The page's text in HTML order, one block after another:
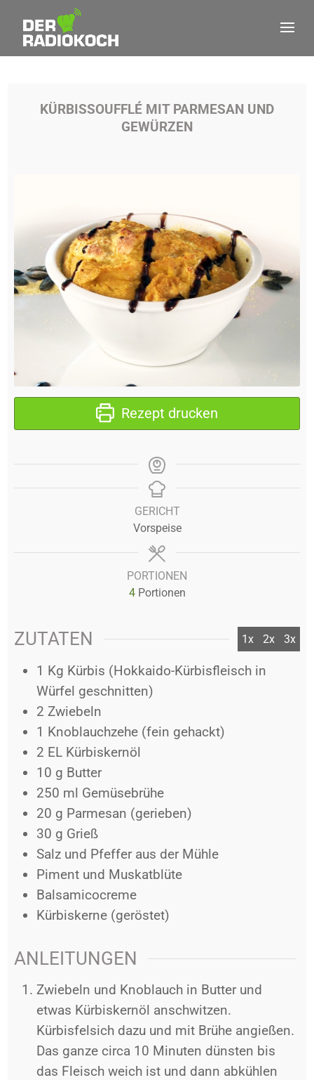
KÜRBISSOUFFLÉ MIT PARMESAN UND
GEWÜRZEN
Rezept drucken
GERICHT
Vorspeise
PORTIONEN
4 Portionen
ZUTATEN 1x 2x 3x
1 Kg Kürbis (Hokkaido-Kürbisfleisch in
Würfel geschnitten)
2 Zwiebeln
1 Knoblauchzehe (fein gehackt)
2 EL Kürbiskernöl
10 g Butter
250 ml Gemüsebrühe
20 g Parmesan (gerieben)
30 g Grieß
Salz und Pfeffer aus der Mühle
Piment und Muskatblüte
Balsamicocreme
Kürbiskerne (geröstet)
ANLEITUNGEN
Zwiebeln und Knoblauch in Butter und
etwas Kürbiskernöl anschwitzen.
Kürbisfelsich dazu und mit Brühe angießen.
Das ganze circa 10 Minuten dünsten bis
das Fleisch weich ist und dann abkühlen